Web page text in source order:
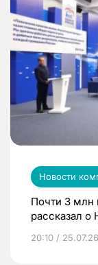
Новости
Почти 3
рассказал
20:10 / 25.07.26